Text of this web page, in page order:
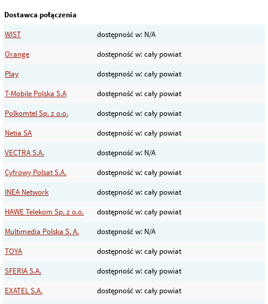
Dostawca połączenia
WIST
dostępność w: N/A
Orange
dostępność w: cały powiat
Play
dostępność w: cały powiat
T-Mobile Polska S.A
dostępność w: cały powiat
Polkomtel Sp. z o.o.
dostępność w: cały powiat
Netia SA
dostępność w: cały powiat
VECTRA S.A.
dostępność w: N/A
Cyfrowy Polsat S.A.
dostępność w: cały powiat
INEA Network
dostępność w: cały powiat
HAWE Telekom Sp. z o.o.
dostępność w: cały powiat
Multimedia Polska S. A.
dostępność w: N/A
TOYA
dostępność w: cały powiat
SFERIA S.A.
dostępność w: cały powiat
EXATEL S.A.
dostępność w: cały powiat